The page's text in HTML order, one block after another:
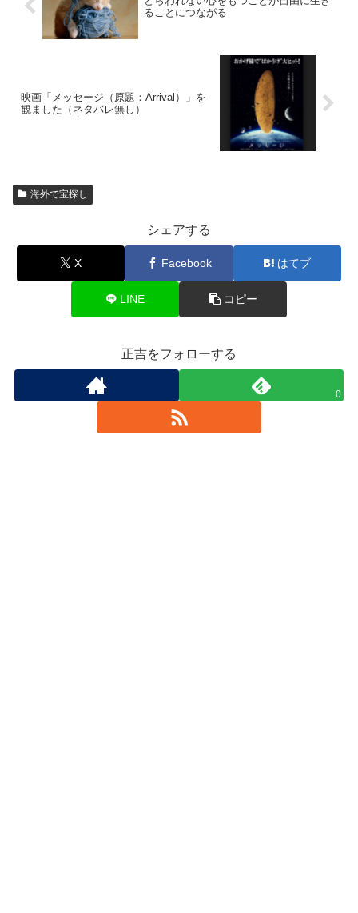
ることにつながる
映画「メッセージ（原題：Arrival）」を
観ました（ネタバレ無し）
海外で宝探し
シェアする
X Facebook はてブ
LINE コピー
正吉をフォローする
0